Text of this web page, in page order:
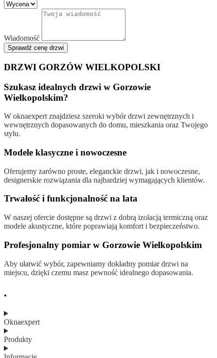
Wiadomość
Sprawdź cenę drzwi
DRZWI GORZÓW WIELKOPOLSKI
Szukasz idealnych drzwi w Gorzowie
Wielkopolskim?
W oknaexpert znajdziesz szeroki wybór drzwi zewnętrznych i
wewnętrznych dopasowanych do domu, mieszkania oraz Twojego
stylu.
Modele klasyczne i nowoczesne
Oferujemy zarówno proste, eleganckie drzwi, jak i nowoczesne,
designerskie rozwiązania dla najbardziej wymagających klientów.
Trwałość i funkcjonalność na lata
W naszej ofercie dostępne są drzwi z dobrą izolacją termiczną oraz
modele akustyczne, które poprawiają komfort i bezpieczeństwo.
Profesjonalny pomiar w Gorzowie Wielkopolskim
Aby ułatwić wybór, zapewniamy dokładny pomiar drzwi na
miejscu, dzięki czemu masz pewność idealnego dopasowania.
.
Oknaexpert
Produkty